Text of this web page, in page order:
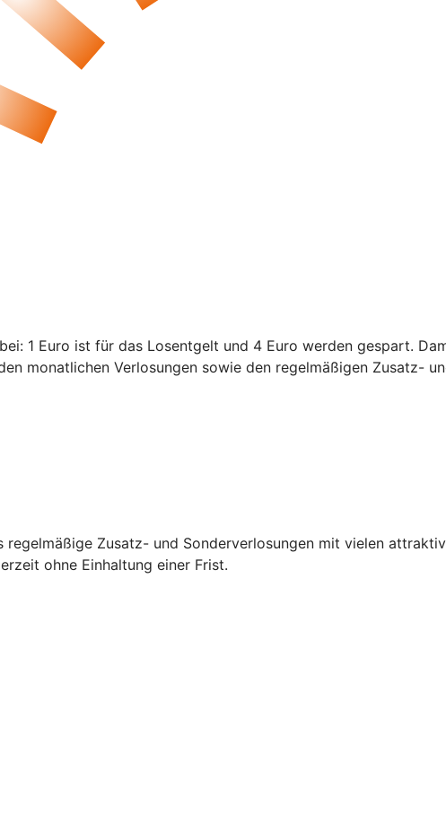
1 Euro ist für das Losentgelt und 4 Euro werden gespart.
monatlichen Verlosungen sowie den regelmäßigen Zusatz-
Zusatz- und Sonderverlosungen mit vielen
ohne Einhaltung einer Frist.